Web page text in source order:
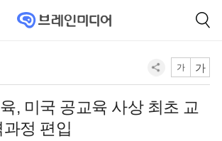
가 가
, 미국 공교육 사상 최초 교
정 편입